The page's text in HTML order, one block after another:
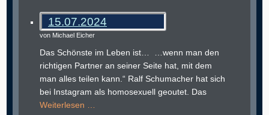
15.07.2024
von Michael Eicher
Das Schönste im Leben ist… …wenn man den
richtigen Partner an seiner Seite hat, mit dem
man alles teilen kann.“ Ralf Schumacher hat sich
bei Instagram als homosexuell geoutet. Das
Weiterlesen …